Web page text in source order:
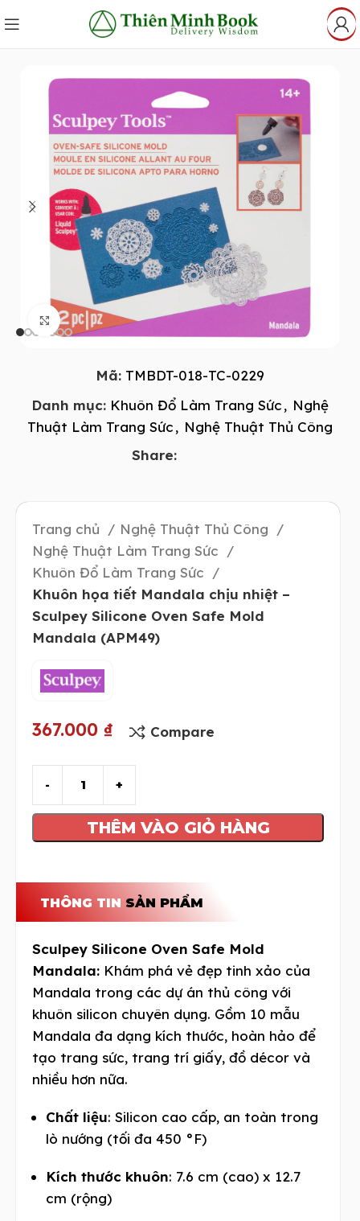
Click to enlarge
Mã: TMBDT-018-TC-0229
Danh mục: Khuôn Đổ Làm Trang Sức, Nghệ
Thuật Làm Trang Sức, Nghệ Thuật Thủ Công
Share:
Trang chủ
Nghệ Thuật Thủ Công
Nghệ Thuật Làm Trang Sức
Khuôn Đổ Làm Trang Sức
Khuôn họa tiết Mandala chịu nhiệt –
Sculpey Silicone Oven Safe Mold
Mandala (APM49)
367.000 ₫ Compare
THÊM VÀO GIỎ HÀNG
THÔNG TIN SẢN PHẨM
Sculpey Silicone Oven Safe Mold
Mandala: Khám phá vẻ đẹp tinh xảo của
Mandala trong các dự án thủ công với
khuôn silicon chuyên dụng. Gồm 10 mẫu
Mandala đa dạng kích thước, hoàn hảo để
tạo trang sức, trang trí giấy, đồ décor và
nhiều hơn nữa.
Chất liệu: Silicon cao cấp, an toàn trong
lò nướng (tối đa 450 °F)
Kích thước khuôn: 7.6 cm (cao) x 12.7
cm (rộng)